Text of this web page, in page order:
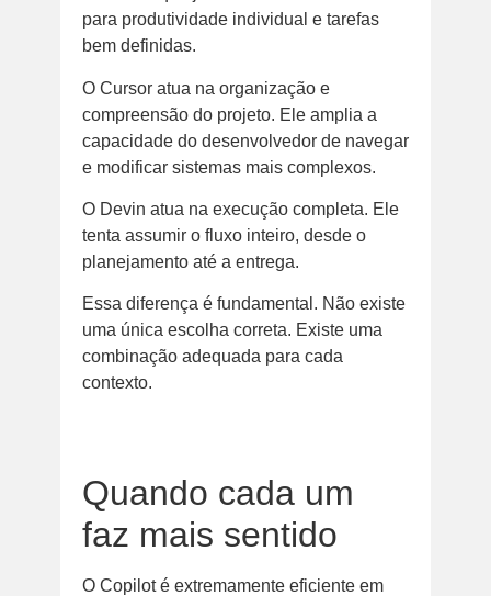
para produtividade individual e tarefas
bem definidas.
O Cursor atua na organização e
compreensão do projeto. Ele amplia a
capacidade do desenvolvedor de navegar
e modificar sistemas mais complexos.
O Devin atua na execução completa. Ele
tenta assumir o fluxo inteiro, desde o
planejamento até a entrega.
Essa diferença é fundamental. Não existe
uma única escolha correta. Existe uma
combinação adequada para cada
contexto.
Quando cada um
faz mais sentido
O Copilot é extremamente eficiente em